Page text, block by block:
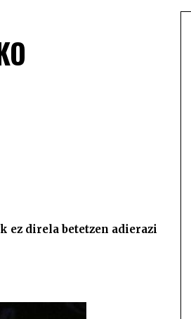
direla betetzen adierazi